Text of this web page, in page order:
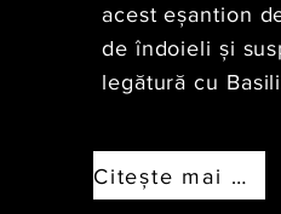
acest eșantion
de îndoieli și
legătură cu
Citeşte mai mult